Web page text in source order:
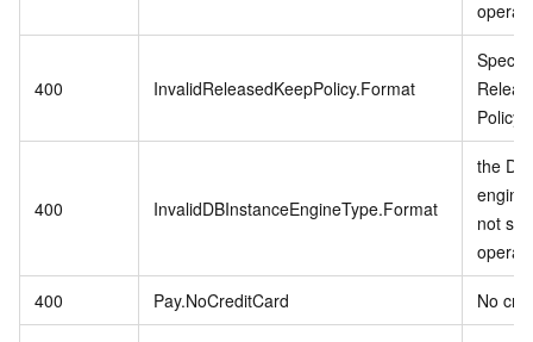
400 InvalidReleasedKeepPolicy.Format
Policy
400 InvalidDBInstanceEngineType.Format
the
not
400 Pay.NoCreditCard No